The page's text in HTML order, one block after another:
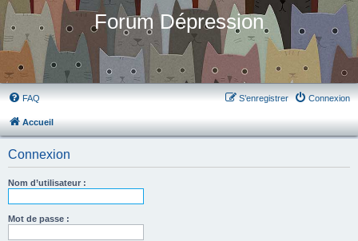
Forum Dépression
FAQ Connexion
S’enregistrer
Accueil
Connexion
Nom d’utilisateur :
Mot de passe :